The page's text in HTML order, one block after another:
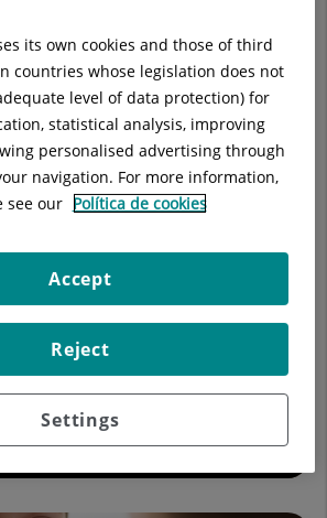
la cerca
blogs
its own cookies and those of third
countries whose legislation does not
level of data protection) for
statistical analysis, improving
personalised advertising through
navigation. For more information,
see our Política de cookies
Settings
Reject
Accept